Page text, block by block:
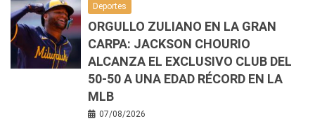
Deportes
ORGULLO ZULIANO EN LA GRAN
CARPA: JACKSON CHOURIO
ALCANZA EL EXCLUSIVO CLUB DEL
50-50 A UNA EDAD RÉCORD EN LA
MLB
07/08/2026